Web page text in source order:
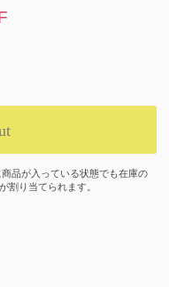
品が入っている状態でも在庫の
割り当てられます。